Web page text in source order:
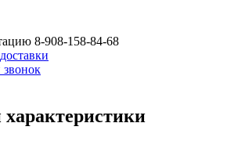
8-908-158-84-68
звонок